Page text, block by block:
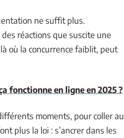
ne suffit plus.
réactions que suscite une
où la concurrence faiblit, peut
fonctionne en ligne en 2025 ?
moments, pour coller au
plus la loi : s’ancrer dans les